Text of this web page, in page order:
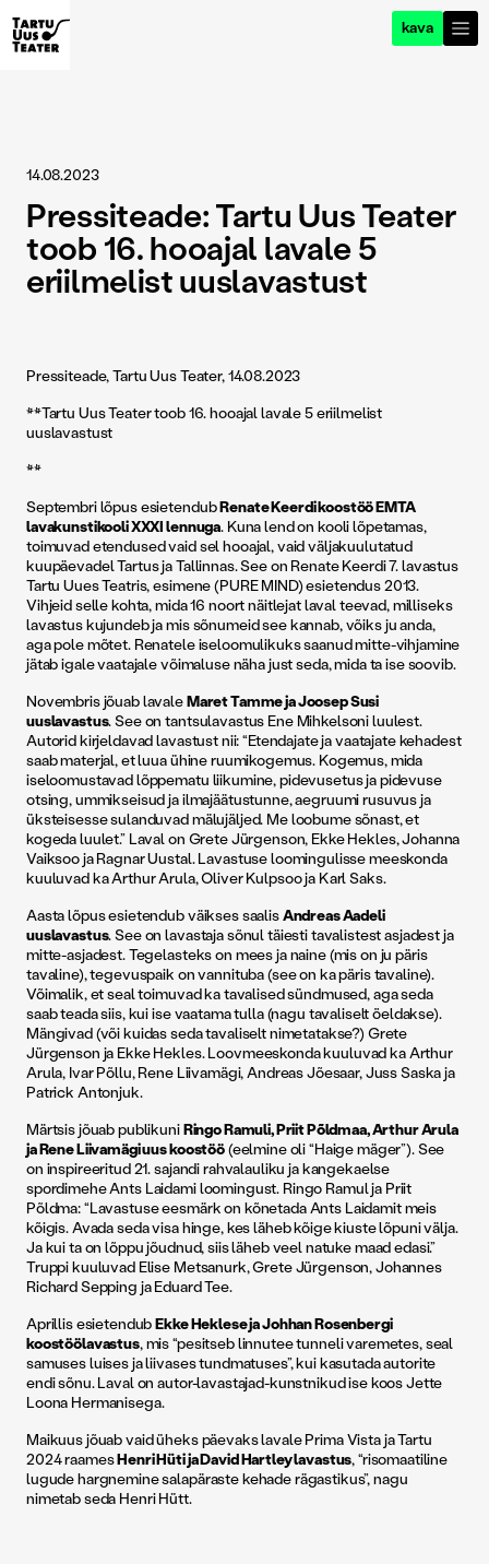
kava
14.08.2023
Pressiteade: Tartu Uus Teater
toob 16. hooajal lavale 5
eriilmelist uuslavastust
Pressiteade, Tartu Uus Teater, 14.08.2023
**Tartu Uus Teater toob 16. hooajal lavale 5 eriilmelist
uuslavastust
**
Septembri lõpus esietendubRenate Keerdi koostöö EMTA
lavakunstikooli XXXI lennuga. Kuna lend on kooli lõpetamas,
toimuvad etendused vaid sel hooajal, vaid väljakuulutatud
kuupäevadel Tartus ja Tallinnas. See on Renate Keerdi 7. lavastus
Tartu Uues Teatris, esimene (PURE MIND) esietendus 2013.
Vihjeid selle kohta, mida 16 noort näitlejat laval teevad, milliseks
lavastus kujundeb ja mis sõnumeid see kannab, võiks ju anda,
aga pole mõtet. Renatele iseloomulikuks saanud mitte-vihjamine
jätab igale vaatajale võimaluse näha just seda, mida ta ise soovib.
Novembris jõuab lavaleMaret Tamme ja Joosep Susi
uuslavastus. See on tantsulavastus Ene Mihkelsoni luulest.
Autorid kirjeldavad lavastust nii: “Etendajate ja vaatajate kehadest
saab materjal, et luua ühine ruumikogemus. Kogemus, mida
iseloomustavad lõppematu liikumine, pidevusetus ja pidevuse
otsing, ummikseisud ja ilmajäätustunne, aegruumi rusuvus ja
üksteisesse sulanduvad mälujäljed. Me loobume sõnast, et
kogeda luulet.” Laval on Grete Jürgenson, Ekke Hekles, Johanna
Vaiksoo ja Ragnar Uustal. Lavastuse loomingulisse meeskonda
kuuluvad ka Arthur Arula, Oliver Kulpsoo ja Karl Saks.
Aasta lõpus esietendub väikses saalisAndreas Aadeli
uuslavastus. See on lavastaja sõnul täiesti tavalistest asjadest ja
mitte-asjadest. Tegelasteks on mees ja naine (mis on ju päris
tavaline), tegevuspaik on vannituba (see on ka päris tavaline).
Võimalik, et seal toimuvad ka tavalised sündmused, aga seda
saab teada siis, kui ise vaatama tulla (nagu tavaliselt öeldakse).
Mängivad (või kuidas seda tavaliselt nimetatakse?) Grete
Jürgenson ja Ekke Hekles. Loovmeeskonda kuuluvad ka Arthur
Arula, Ivar Põllu, Rene Liivamägi, Andreas Jõesaar, Juss Saska ja
Patrick Antonjuk.
Märtsis jõuab publikuniRingo Ramuli, Priit Põldmaa, Arthur Arula
ja Rene Liivamägi uus koostöö(eelmine oli “Haige mäger”). See
on inspireeritud 21. sajandi rahvalauliku ja kangekaelse
spordimehe Ants Laidami loomingust. Ringo Ramul ja Priit
Põldma: “Lavastuse eesmärk on kõnetada Ants Laidamit meis
kõigis. Avada seda visa hinge, kes läheb kõige kiuste lõpuni välja.
Ja kui ta on lõppu jõudnud, siis läheb veel natuke maad edasi.”
Truppi kuuluvad Elise Metsanurk, Grete Jürgenson, Johannes
Richard Sepping ja Eduard Tee.
Aprillis esietendubEkke Heklese ja Johhan Rosenbergi
koostöölavastus, mis “pesitseb linnutee tunneli varemetes, seal
samuses luises ja liivases tundmatuses”, kui kasutada autorite
endi sõnu. Laval on autor-lavastajad-kunstnikud ise koos Jette
Loona Hermanisega.
Maikuus jõuab vaid üheks päevaks lavale Prima Vista ja Tartu
2024 raamesHenri Hüti ja David Hartley lavastus, “risomaatiline
lugude hargnemine salapäraste kehade rägastikus”, nagu
nimetab seda Henri Hütt.